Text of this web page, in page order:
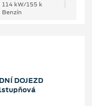
114 kW/155 k
Benzín
DOJEZD